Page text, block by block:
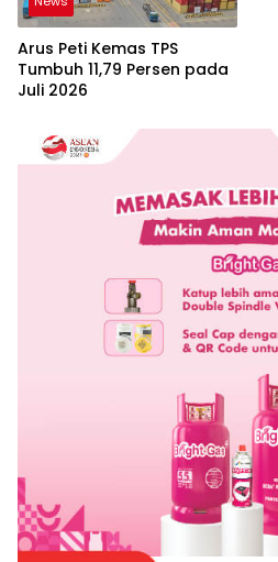
Arus Peti Kemas TPS
Tumbuh 11,79 Persen pada
Juli 2026